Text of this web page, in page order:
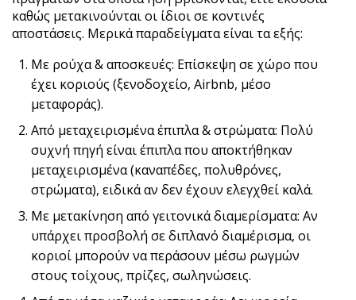
καθώς μετακινούνται οι ίδιοι σε κοντινές
αποστάσεις. Μερικά παραδείγματα είναι τα εξής:
Με ρούχα & αποσκευές: Επίσκεψη σε χώρο που
έχει κοριούς (ξενοδοχείο, Airbnb, μέσο
μεταφοράς).
Από μεταχειρισμένα έπιπλα & στρώματα: Πολύ
συχνή πηγή είναι έπιπλα που αποκτήθηκαν
μεταχειρισμένα (καναπέδες, πολυθρόνες,
στρώματα), ειδικά αν δεν έχουν ελεγχθεί καλά.
Με μετακίνηση από γειτονικά διαμερίσματα: Αν
υπάρχει προσβολή σε διπλανό διαμέρισμα, οι
κοριοί μπορούν να περάσουν μέσω ρωγμών
στους τοίχους, πρίζες, σωληνώσεις.